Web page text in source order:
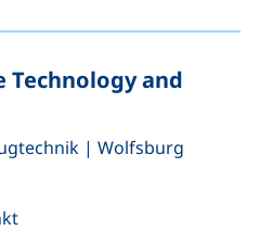
Technology and
| Wolfsburg